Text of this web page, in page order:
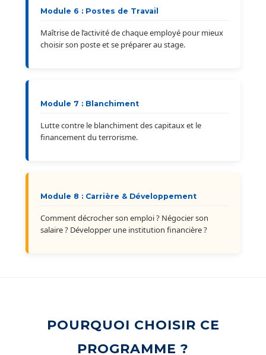
Module 6 : Postes de Travail
Maîtrise de l’activité de chaque employé pour mieux
choisir son poste et se préparer au stage.
Module 7 : Blanchiment
Lutte contre le blanchiment des capitaux et le
financement du terrorisme.
Module 8 : Carrière & Développement
Comment décrocher son emploi ? Négocier son
salaire ? Développer une institution financière ?
POURQUOI CHOISIR CE
PROGRAMME ?